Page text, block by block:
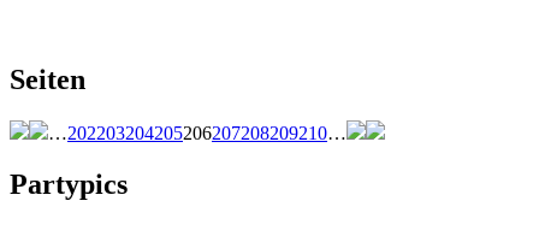
Seiten
…202203204205206207208209210…
Partypics